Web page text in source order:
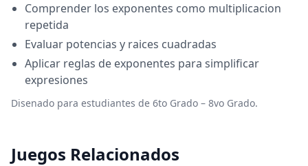
Comprender los exponentes como multiplicacion
repetida
Evaluar potencias y raices cuadradas
Aplicar reglas de exponentes para simplificar
expresiones
Disenado para estudiantes de 6to Grado – 8vo Grado.
Juegos Relacionados